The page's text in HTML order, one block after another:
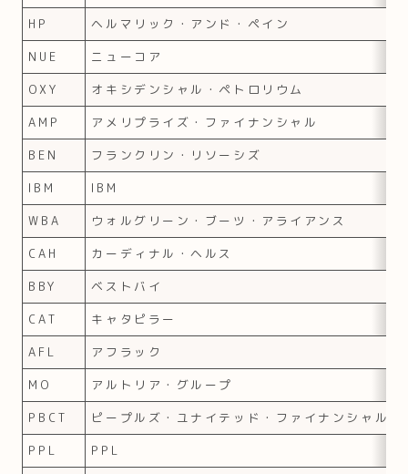
HP
ヘルマリック・アンド・ペイン
NUE
ニューコア
OXY
オキシデンシャル・ペトロリウム
AMP
アメリプライズ・ファイナンシャル
BEN
フランクリン・リソーシズ
IBM
IBM
WBA
ウォルグリーン・ブーツ・アライアンス
CAH
カーディナル・ヘルス
BBY
ベストバイ
CAT
キャタピラー
AFL
アフラック
MO
アルトリア・グループ
PBCT
ピープルズ・ユナイテッド・ファイナンシャル
PPL
PPL